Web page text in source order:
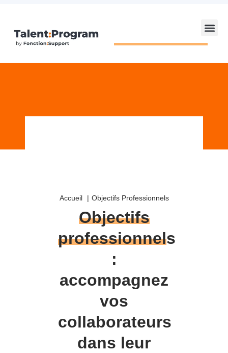
Accueil Objectifs Professionnels
Objectifs
professionnels
:
accompagnez
vos
collaborateurs
dans leur